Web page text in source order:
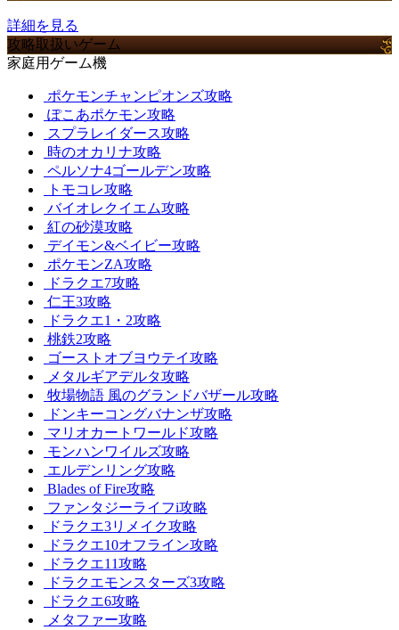
詳細を見る
攻略取扱いゲーム
家庭用ゲーム機
ポケモンチャンピオンズ攻略
ぽこあポケモン攻略
スプラレイダース攻略
時のオカリナ攻略
ペルソナ4ゴールデン攻略
トモコレ攻略
バイオレクイエム攻略
紅の砂漠攻略
デイモン&ベイビー攻略
ポケモンZA攻略
ドラクエ7攻略
仁王3攻略
ドラクエ1・2攻略
桃鉄2攻略
ゴーストオブヨウテイ攻略
メタルギアデルタ攻略
牧場物語 風のグランドバザール攻略
ドンキーコングバナンザ攻略
マリオカートワールド攻略
モンハンワイルズ攻略
エルデンリング攻略
Blades of Fire攻略
ファンタジーライフi攻略
ドラクエ3リメイク攻略
ドラクエ10オフライン攻略
ドラクエ11攻略
ドラクエモンスターズ3攻略
ドラクエ6攻略
メタファー攻略